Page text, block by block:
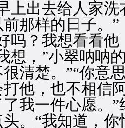
出去给人家洗
那样的日子。”
？我想看看他
”小翠呐呐的
很清楚。”“你
他，也不相信
我一件心愿。”
“我知道，你